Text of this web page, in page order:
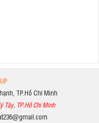
TP.Hồ Chí Minh
Tây, TP.Hồ Chí Minh